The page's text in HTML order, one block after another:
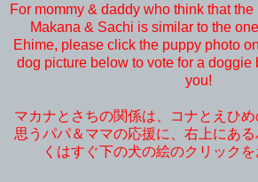
For mommy & daddy who think that
Makana & Sachi is similar to the
Ehime, please click the puppy photo
dog picture below to vote for a doggie
you!
マカナとさちの関係は、コナとえひ
思うパパ＆ママの応援に、右上にあ
くはすぐ下の犬の絵のクリックを